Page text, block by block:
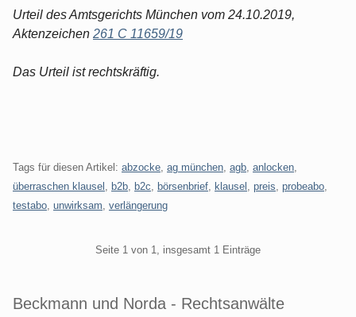
Urteil des Amtsgerichts München vom 24.10.2019,
Aktenzeichen 261 C 11659/19
Das Urteil ist rechtskräftig.
Tags für diesen Artikel: abzocke ag münchen agb anlocken
überraschen klausel
b2b b2c börsenbrief klausel preis probeabo
testabo unwirksam verlängerung
Seite 1 von 1, insgesamt 1 Einträge
Beckmann und Norda - Rechtsanwälte